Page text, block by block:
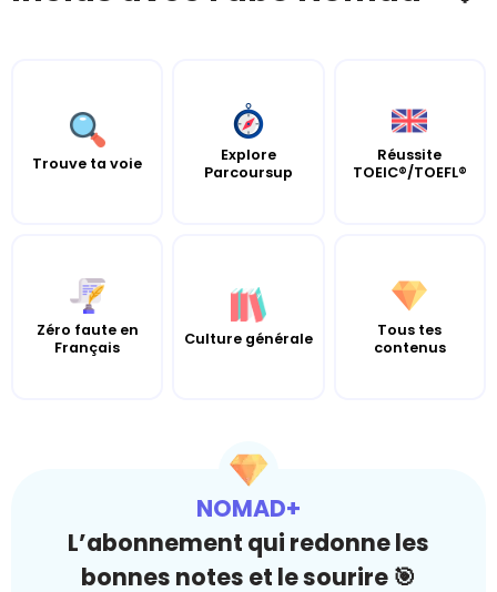
Trouve ta voie
Explore
Parcoursup
Réussite
TOEIC®/TOEFL®
Zéro faute en
Français
Culture générale
Tous tes
contenus
NOMAD+
L’abonnement qui redonne les
bonnes notes et le sourire 🎯